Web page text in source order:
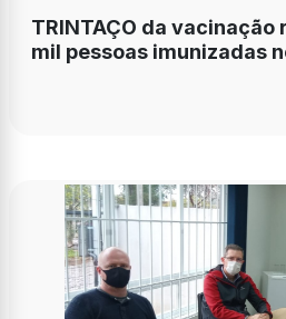
TRINTAÇO da
mil pessoas imunizadas